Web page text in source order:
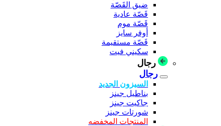
ضيق القَصّة
قَصّة عادية
قَصّة موم
أوفر سايز
قَصّة مستقيمة
سكيني فيت
رجال
رجال
السيزون الجديد
بناطيل جينز
جاكيت جينز
شورتات جينز
المنتجات المخفضه